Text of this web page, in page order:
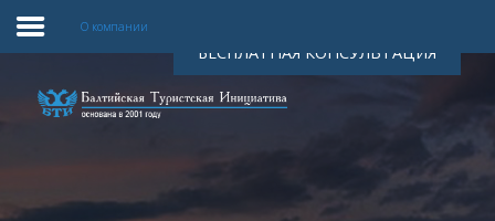
Главная
О компании
Цены
О компании
БЕСПЛАТНАЯ КОНСУЛЬТАЦИЯ